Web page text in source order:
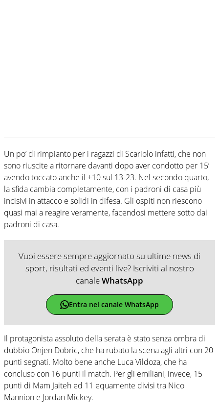
Un po’ di rimpianto per i ragazzi di Scariolo infatti, che non
sono riuscite a ritornare davanti dopo aver condotto per 15’
avendo toccato anche il +10 sul 13-23. Nel secondo quarto,
la sfida cambia completamente, con i padroni di casa più
incisivi in attacco e solidi in difesa. Gli ospiti non riescono
quasi mai a reagire veramente, facendosi mettere sotto dai
padroni di casa.
Vuoi essere sempre aggiornato su ultime news di
sport, risultati ed eventi live? Iscriviti al nostro
canaleWhatsApp
Entra nel canale WhatsApp
Il protagonista assoluto della serata è stato senza ombra di
dubbio Onjen Dobric, che ha rubato la scena agli altri con 20
punti segnati. Molto bene anche Luca Vildoza, che ha
concluso con 16 punti il match. Per gli emiliani, invece, 15
punti di Mam Jaiteh ed 11 equamente divisi tra Nico
Mannion e Jordan Mickey.